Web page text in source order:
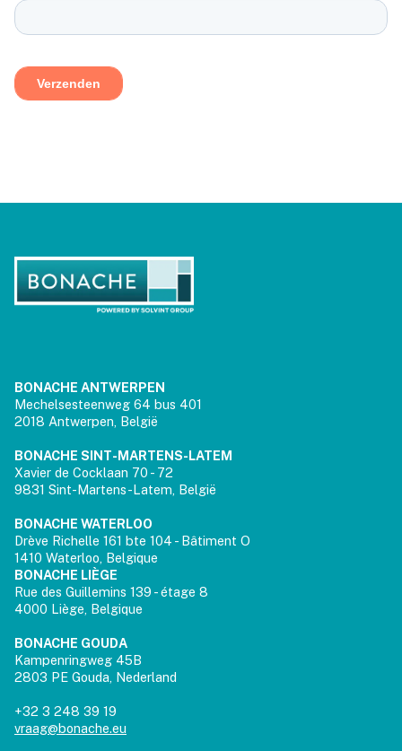
BONACHE ANTWERPEN
Mechelsesteenweg 64 bus 401
2018 Antwerpen, België
BONACHE SINT-MARTENS-LATEM
Xavier de Cocklaan 70 - 72
9831 Sint-Martens-Latem, België
BONACHE WATERLOO
Drève Richelle 161 bte 104 - Bâtiment O
1410 Waterloo, Belgique
BONACHE LIÈGE
Rue des Guillemins 139 - étage 8
4000 Liège, Belgique
BONACHE GOUDA
Kampenringweg 45B
2803 PE Gouda, Nederland
+32 3 248 39 19
vraag@bonache.eu